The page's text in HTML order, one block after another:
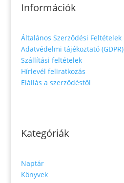
Információk
Általános Szerződési Feltételek
Adatvédelmi tájékoztató (GDPR)
Szállítási feltételek
Hírlevél feliratkozás
Elállás a szerződéstől
Kategóriák
Naptár
Könyvek